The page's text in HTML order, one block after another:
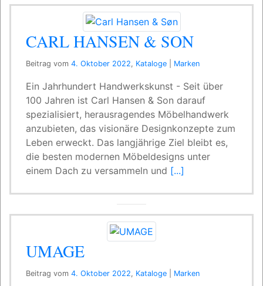
CARL HANSEN & SON
Beitrag vom 4. Oktober 2022, Kataloge Marken
Ein Jahrhundert Handwerkskunst - Seit über
100 Jahren ist Carl Hansen & Son darauf
spezialisiert, herausragendes Möbelhandwerk
anzubieten, das visionäre Designkonzepte zum
Leben erweckt. Das langjährige Ziel bleibt es,
die besten modernen Möbeldesigns unter
einem Dach zu versammeln und [...]
UMAGE
Beitrag vom 4. Oktober 2022, Kataloge Marken